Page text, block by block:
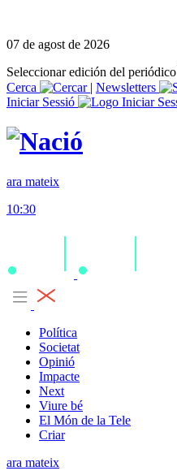
07 de agost de 2026
Seleccionar edición del periódico
Cerca
| Newsletters
Iniciar Sessió
ara mateix
10:30
Política
Societat
Opinió
Impacte
Next
Viure bé
El Món de la Tele
Criar
ara mateix